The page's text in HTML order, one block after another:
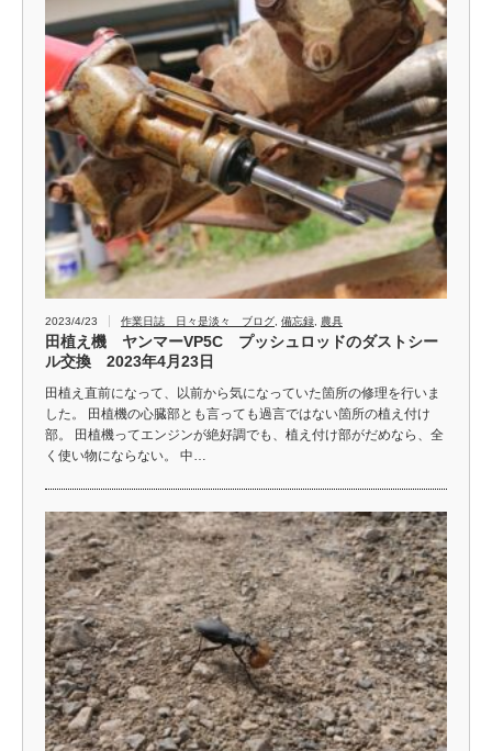
2023/4/23 作業日誌 日々是淡々 ブログ 備忘録 農具
田植え機 ヤンマーVP5C プッシュロッドのダストシー
ル交換 2023年4月23日
田植え直前になって、以前から気になっていた箇所の修理を行いま
した。 田植機の心臓部とも言っても過言ではない箇所の植え付け
部。 田植機ってエンジンが絶好調でも、植え付け部がだめなら、全
く使い物にならない。 中…